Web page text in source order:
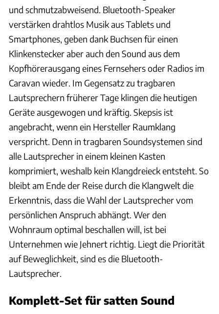
und schmutzabweisend. Bluetooth-Speaker
verstärken drahtlos Musik aus Tablets und
Smartphones, geben dank Buchsen für einen
Klinkenstecker aber auch den Sound aus dem
Kopfhörerausgang eines Fernsehers oder Radios im
Caravan wieder. Im Gegensatz zu tragbaren
Lautsprechern früherer Tage klingen die heutigen
Geräte ausgewogen und kräftig. Skepsis ist
angebracht, wenn ein Hersteller Raumklang
verspricht. Denn in tragbaren Soundsystemen sind
alle Lautsprecher in einem kleinen Kasten
komprimiert, weshalb kein Klangdreieck entsteht. So
bleibt am Ende der Reise durch die Klangwelt die
Erkenntnis, dass die Wahl der Lautsprecher vom
persönlichen Anspruch abhängt. Wer den
Wohnraum optimal beschallen will, ist bei
Unternehmen wie Jehnert richtig. Liegt die Priorität
auf Beweglichkeit, sind es die Bluetooth-
Lautsprecher.
Komplett-Set für satten Sound